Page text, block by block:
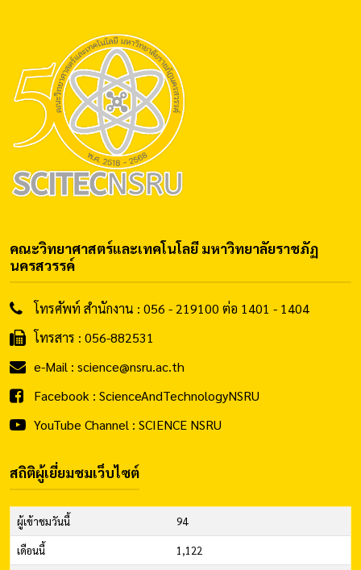
คณะวิทยาศาสตร์และเทคโนโลยี มหาวิทยาลัยราชภัฏ
นครสวรรค์
โทรศัพท์ สำนักงาน : 056 - 219100 ต่อ 1401 - 1404
โทรสาร : 056-882531
e-Mail : science@nsru.ac.th
Facebook : ScienceAndTechnologyNSRU
YouTube Channel : SCIENCE NSRU
สถิติผู้เยี่ยมชมเว็บไซต์
ผู้เข้าชมวันนี้ 94
เดือนนี้ 1,122